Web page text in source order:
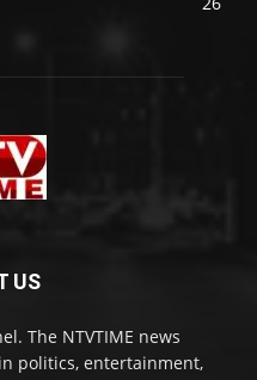
US
The NTVTIME news
politics, entertainment,